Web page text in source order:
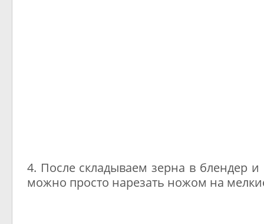
4. После складываем зерна в блендер
можно просто нарезать ножом на